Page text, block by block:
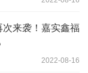
来袭！嘉实鑫福
2022-08-16